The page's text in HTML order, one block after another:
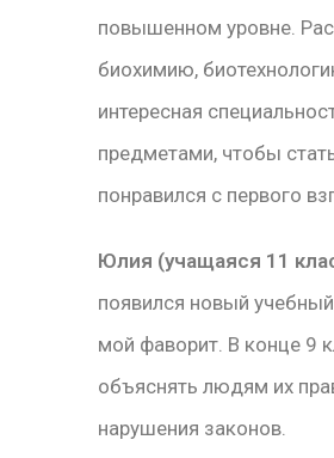
повышенном уровне.
биохимию,
интересная
предметами, чтобы
понравился с первого
Юлия (учащаяся 11
появился новый
мой фаворит. В конце 9
объяснять людям их
нарушения законов.